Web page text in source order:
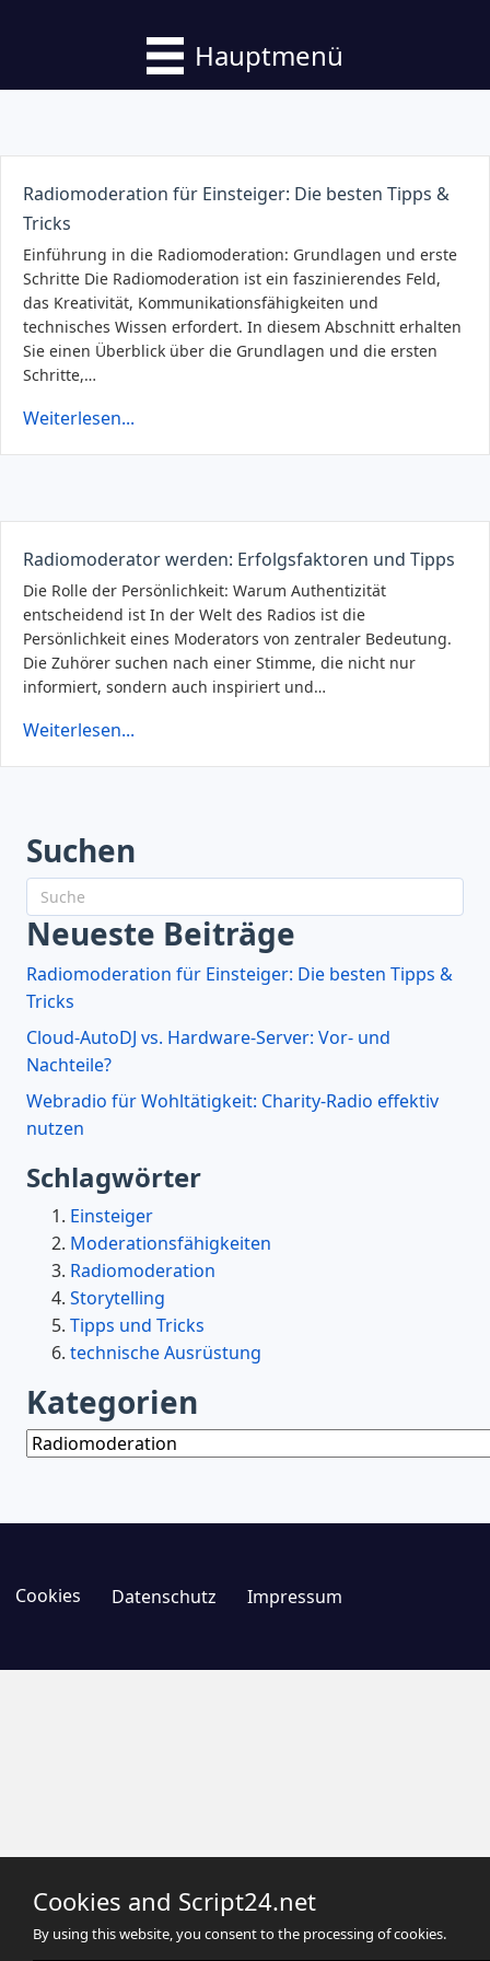
Hauptmenü
Radiomoderation für Einsteiger: Die besten Tipps &
Tricks
Einführung in die Radiomoderation: Grundlagen und erste
Schritte Die Radiomoderation ist ein faszinierendes Feld,
das Kreativität, Kommunikationsfähigkeiten und
technisches Wissen erfordert. In diesem Abschnitt erhalten
Sie einen Überblick über die Grundlagen und die ersten
Schritte,…
Weiterlesen...
Radiomoderator werden: Erfolgsfaktoren und Tipps
Die Rolle der Persönlichkeit: Warum Authentizität
entscheidend ist In der Welt des Radios ist die
Persönlichkeit eines Moderators von zentraler Bedeutung.
Die Zuhörer suchen nach einer Stimme, die nicht nur
informiert, sondern auch inspiriert und…
Weiterlesen...
Suchen
Neueste Beiträge
Radiomoderation für Einsteiger: Die besten Tipps &
Tricks
Cloud-AutoDJ vs. Hardware-Server: Vor- und
Nachteile?
Webradio für Wohltätigkeit: Charity-Radio effektiv
nutzen
Schlagwörter
Einsteiger
Moderationsfähigkeiten
Radiomoderation
Storytelling
Tipps und Tricks
technische Ausrüstung
Kategorien
Kategorien
Cookies Datenschutz Impressum
Cookies and Script24.net
By using this website, you consent to the processing of cookies.